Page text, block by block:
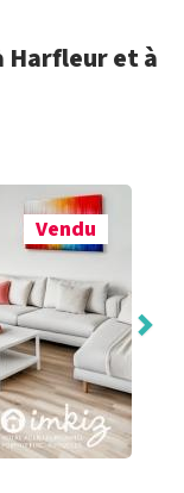
Harfleur et à
Vendu